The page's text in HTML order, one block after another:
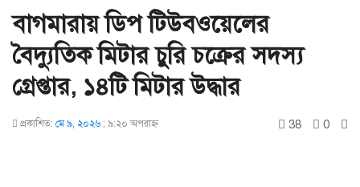
বাগমারায় ডিপ টিউবওয়েলের
বৈদ্যুতিক মিটার চুরি চক্রের সদস্য
গ্রেপ্তার, ১৪টি মিটার উদ্ধার
প্রকাশিত: মে ৯, ২০২৬ ; ৯:২০ অপরাহ্ণ 38 0